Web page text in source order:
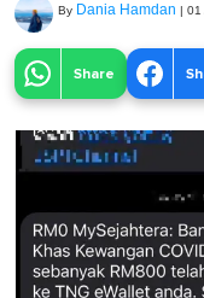
By Dania Hamdan | 01
Share